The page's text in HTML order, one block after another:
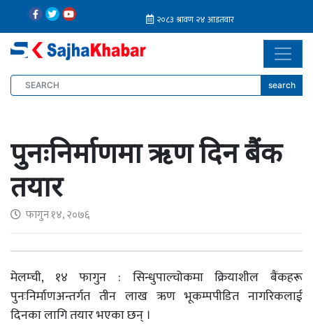
search
पुनःनिर्माणमा ऋण दिन बैंक
तयार
फागुन १४, २०७६
मेलम्ची, १४ फागुन : सिन्धुपाल्चोकमा क्रियाशील बैंकहरू
पुनःनिर्माणअन्तर्गत तीन लाख ऋण भूकम्पपीडित नागरिकलाई
दिनका लागि तयार भएका छन् ।